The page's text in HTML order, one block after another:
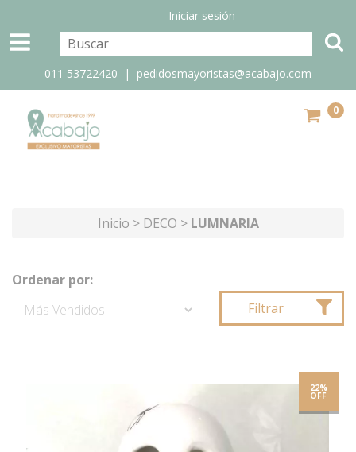
Iniciar sesión
011 53722420 | pedidosmayoristas@acabajo.com
0
Inicio > DECO > LUMNARIA
Ordenar por:
Filtrar
22%
OFF